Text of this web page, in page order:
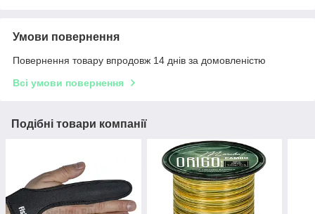
Умови повернення
Повернення товару впродовж 14 днів за домовленістю
Всі умови повернення
Подібні товари компанії